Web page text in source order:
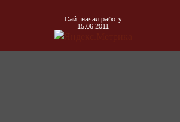
Сайт начал работу
15.06.2011